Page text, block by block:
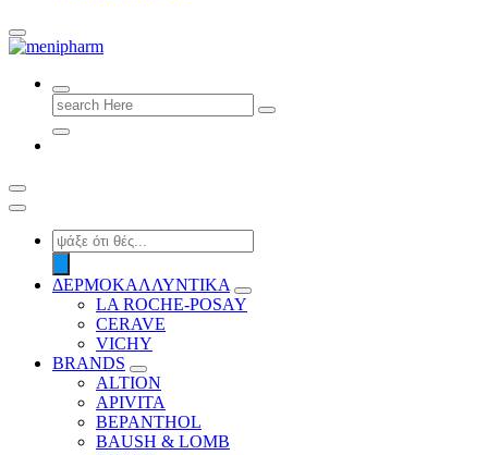
shop 2 easily
Search
for:
Products
search
ΔΕΡΜΟΚΑΛΛΥΝΤΙΚΑ
LA ROCHE-POSAY
CERAVE
VICHY
BRANDS
ALTION
APIVITA
BEPANTHOL
BAUSH & LOMB